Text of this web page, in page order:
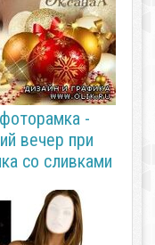
-
вечер при
со сливками